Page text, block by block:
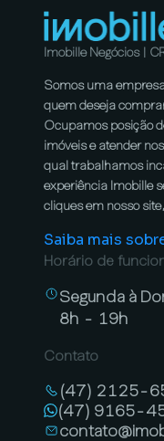
Imobille Negócios |
Somos uma
quem deseja
Ocupamos posição
imóveis e atender
qual trabalhamos
experiência Imobille
cliques em nosso
Saiba mais
Horário de
Segunda à
8h - 19h
Contato
(47) 2125-
(47) 9165-